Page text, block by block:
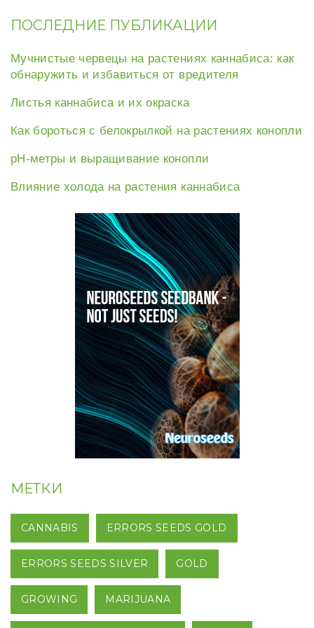
ПОСЛЕДНИЕ ПУБЛИКАЦИИ
Мучнистые червецы на растениях каннабиса: как
обнаружить и избавиться от вредителя
Листья каннабиса и их окраска
Как бороться с белокрылкой на растениях конопли
рН-метры и выращивание конопли
Влияние холода на растения каннабиса
МЕТКИ
CANNABIS ERRORS SEEDS GOLD
ERRORS SEEDS SILVER GOLD
GROWING MARIJUANA